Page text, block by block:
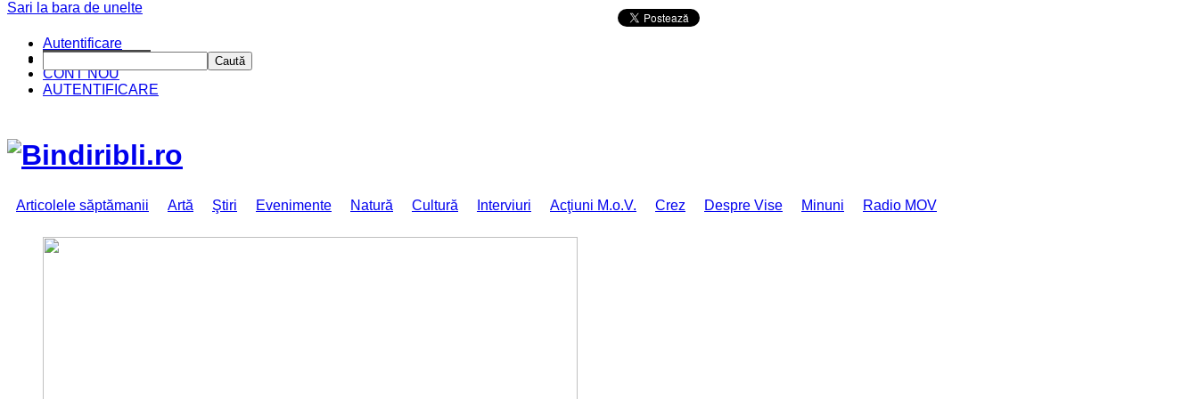
CINE SUNTEM?
CONT NOU
AUTENTIFICARE
Articolele săptămanii Artă Ştiri Evenimente Natură Cultură Interviuri Acţiuni M.o.V. Crez Despre Vise Minuni Radio MOV
Sari la bara de unelte
Autentificare
Caută